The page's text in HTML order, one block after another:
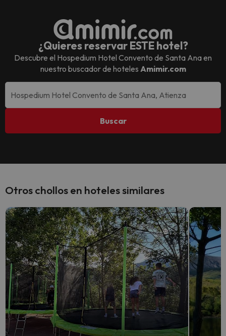
¿Quieres reservar ESTE hotel?
Descubre el Hospedium Hotel Convento de Santa Anaen
nuestro buscador de hoteles Amimir.com
Buscar
Otros chollos en hoteles similares